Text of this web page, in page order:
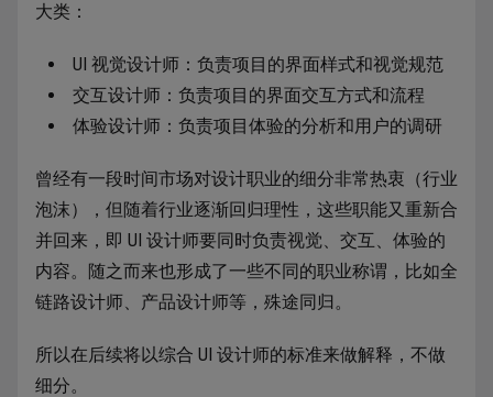
大类：
UI 视觉设计师：负责项目的界面样式和视觉规范
交互设计师：负责项目的界面交互方式和流程
体验设计师：负责项目体验的分析和用户的调研
曾经有一段时间市场对设计职业的细分非常热衷（行业
泡沫），但随着行业逐渐回归理性，这些职能又重新合
并回来，即 UI 设计师要同时负责视觉、交互、体验的
内容。随之而来也形成了一些不同的职业称谓，比如全
链路设计师、产品设计师等，殊途同归。
所以在后续将以综合 UI 设计师的标准来做解释，不做
细分。